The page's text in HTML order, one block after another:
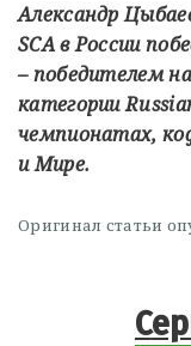
Александр
SCA в России
– победителем
категории
чемпионатах,
и Мире.
Оригинал статьи